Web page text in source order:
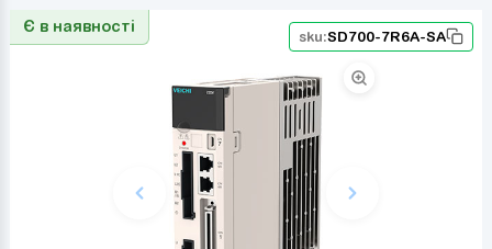
Є в наявності
sku:SD700-7R6A-SA